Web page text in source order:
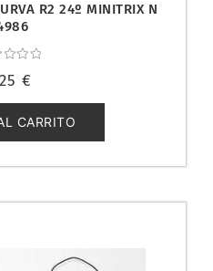
R2 24º MINITRIX N
€
CARRITO